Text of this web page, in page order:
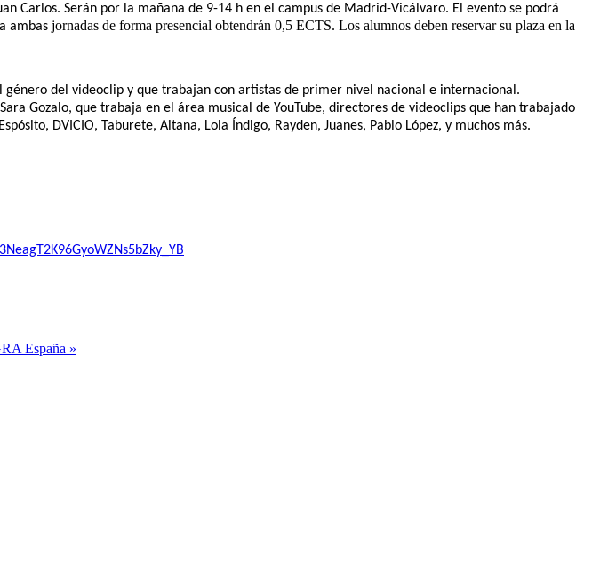
Carlos. Serán por la mañana de 9-14 h en el campus de Madrid-Vicálvaro. El evento se podrá
ambas jornadas de forma presencial obtendrán 0,5 ECTS. Los alumnos deben reservar su plaza en la
del videoclip y que trabajan con artistas de primer nivel nacional e internacional.
Gozalo, que trabaja en el área musical de YouTube, directores de videoclips que han trabajado
DVICIO, Taburete, Aitana, Lola Índigo, Rayden, Juanes, Pablo López, y muchos más.
España »